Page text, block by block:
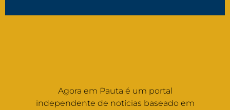
Agora em Pauta é um portal
independente de notícias baseado em